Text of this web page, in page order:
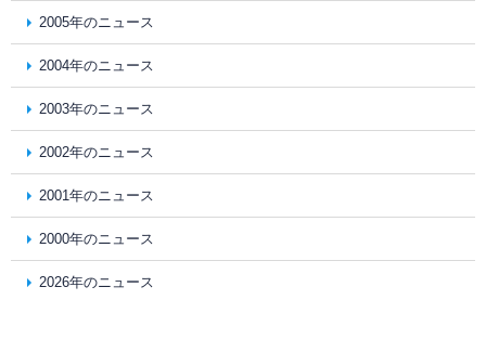
2005年のニュース
2004年のニュース
2003年のニュース
2002年のニュース
2001年のニュース
2000年のニュース
2026年のニュース